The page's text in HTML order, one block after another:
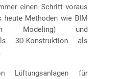
einen Schritt voraus
heute Methoden wie BIM
Modeling) und
3D-Konstruktion als
Lüftungsanlagen für